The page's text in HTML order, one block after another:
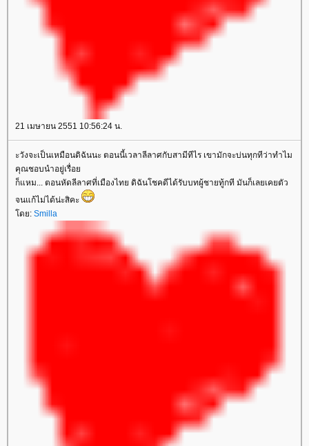
21 เมษายน 2551 10:56:24 น.
ะวังจะเป็นเหมือนดิฉันนะ ตอนนี้เวลาลีลาศกับสามีทีไร เขามักจะบ่นทุกทีว่าทำไม
คุณชอบนำอยู่เรื่อ
ก็แหม... ตอนหัดลีลาศที่เมืองไทย ดิฉันโชคดีได้รับบทผู้ชายทู้กที มันก็เลยเคยตัว
จนแก้ไม่ได้น่ะสิคะ
ดย: Smilla